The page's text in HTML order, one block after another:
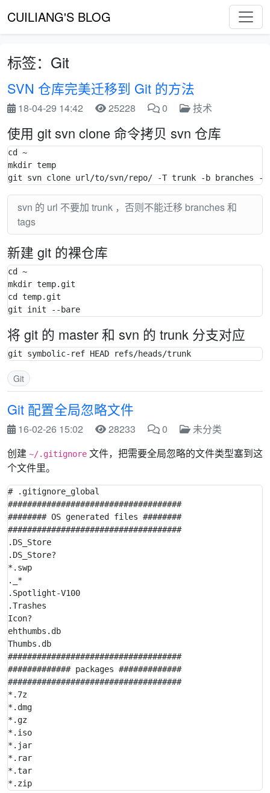
CUILIANG'S BLOG
标签：Git
SVN 仓库完美迁移到 Git 的方法
18-04-29 14:42 25228 0 技术
使用 git svn clone 命令拷贝 svn 仓库
cd ~
mkdir temp
svn 的 url 不要加 trunk ，否则不能迁移 branches 和
tags
新建 git 的裸仓库
cd ~
mkdir temp.git
cd temp.git
将 git 的 master 和 svn 的 trunk 分支对应
Git
Git 配置全局忽略文件
16-02-26 15:02 28233 0
未分类
创建 ~/.gitignore 文件，把需要全局忽略的文件类型塞到这
个文件里。
# .gitignore_global
####################################
######## OS generated files ########
####################################
.DS_Store
.DS_Store?
*.swp
._*
.Spotlight-V100
.Trashes
Icon?
ehthumbs.db
Thumbs.db
####################################
############# packages #############
####################################
*.7z
*.dmg
*.gz
*.iso
*.jar
*.rar
*.tar